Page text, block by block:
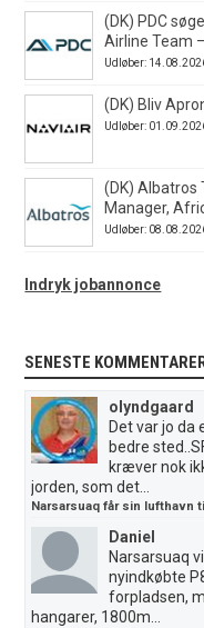
(DK) PDC
Airline Team
Udløber:
(DK) Bliv
Udløber:
(DK) Albatros
Manager,
Udløber:
Indryk jobannonce
SENESTE
olyndgaard
Det var jo da
bedre
kræver nok
jorden, som det...
Narsarsuaq får sin lufthavn
Daniel
Narsarsuaq
nyindkøbte
forpladsen,
hangarer, 1800m...